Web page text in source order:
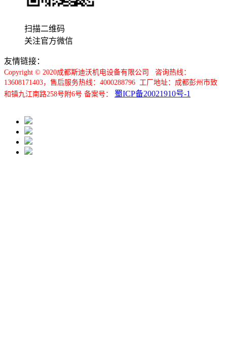
扫描二维码
关注官方微信
友情链接：
Copyright © 2020成都斯迪沃机电设备有限公司 咨询热线：
13608171403，售后服务热线：4000288796 工厂地址：成都彭州市致
和镇九江南路258号附6号 备案号：
蜀ICP备20021910号-1